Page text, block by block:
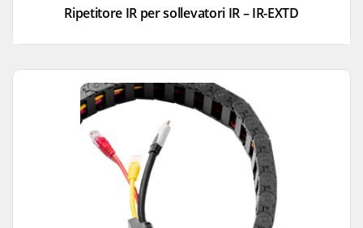
Ripetitore IR per sollevatori IR – IR-EXTD